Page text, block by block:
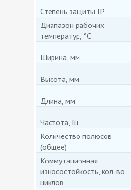
Степень защиты IP
Диапазон рабочих
температур, °C
Ширина, мм
Высота, мм
Длина, мм
Частота, Гц
Количество полюсов
(общее)
Коммутационная
износостойкость, кол-во
циклов